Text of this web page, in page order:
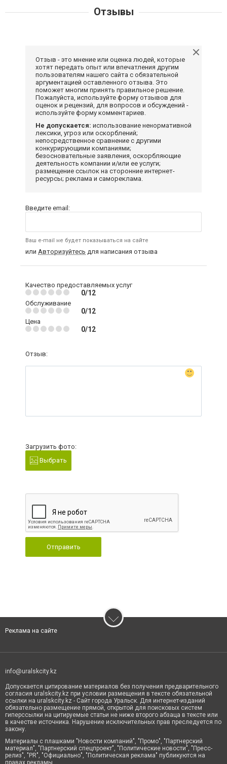
Отзывы
Отзыв - это мнение или оценка людей, которые
хотят передать опыт или впечатления другим
пользователям нашего сайта с обязательной
аргументацией оставленного отзыва. Это
поможет многим принять правильное решение.
Пожалуйста, используйте форму отзывов для
оценок и рецензий, для вопросов и обсуждений -
используйте форму комментариев.
Не допускается: использование ненормативной
лексики, угроз или оскорблений;
непосредственное сравнение с другими
конкурирующими компаниями;
безосновательные заявления, оскорбляющие
деятельность компании и/или ее услуги;
размещение ссылок на сторонние интернет-
ресурсы; реклама и самореклама.
Введите email:
Ваш e-mail не будет показываться на сайте
или Авторизуйтесь для написания отзыва
Качество предоставляемых услуг
0/12
Обслуживание
0/12
Цена
0/12
Отзыв:
Загрузить фото:
Выбрать
Отправить
Реклама на сайте
info@uralskcity.kz
Допускается цитирование материалов без получения предварительного
согласия uralskcity.kz при условии размещения в тексте обязательной
ссылки на uralskcity.kz - Сайт города Уральск. Для интернет-изданий
обязательно размещение прямой, открытой для поисковых систем
гиперссылки на цитируемые статьи не ниже второго абзаца в тексте или
в качестве источника. Нарушение исключительных прав преследуется по
закону.
Материалы с плашками "Новости компаний", "Промо", "Партнерский
материал", "Партнерский спецпроект", "Политические новости", "Пресс-
релиз", "PR", "Официально", "Политическая реклама" публикуются на
правах рекламы.